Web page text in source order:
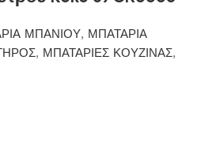
ΜΠΑΝΙΟΥ, ΜΠΑΤΑΡΙΑ
, ΜΠΑΤΑΡΙΕΣ ΚΟΥΖΙΝΑΣ,